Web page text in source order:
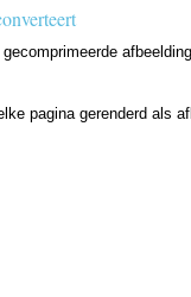
pagina gerenderd als